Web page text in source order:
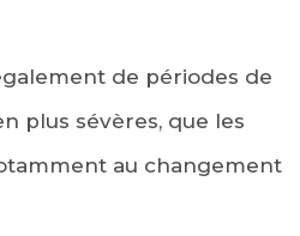
de périodes de
plus sévères, que les
au changement